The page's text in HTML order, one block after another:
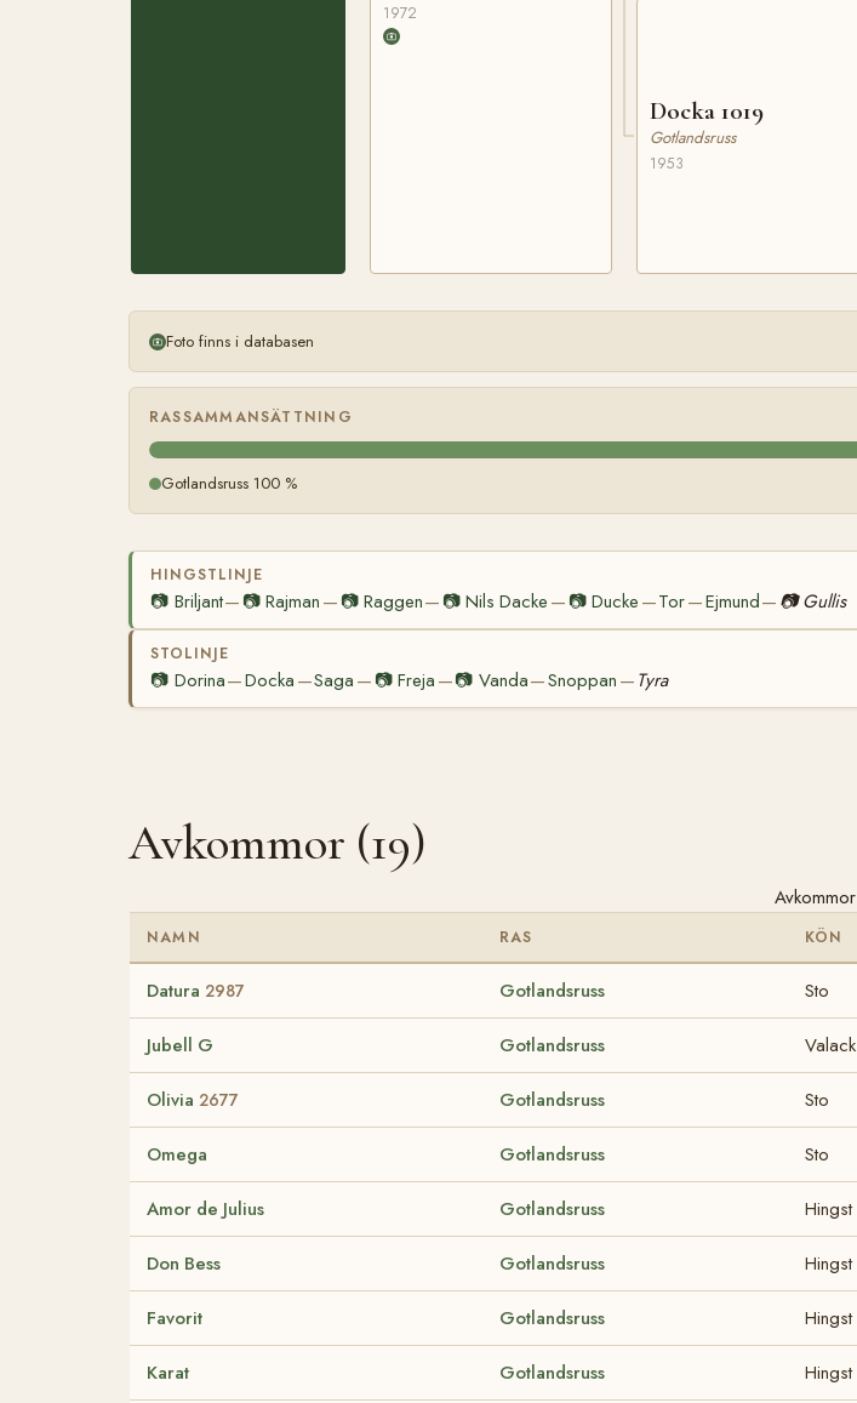
1972
Docka 1019
Gotlandsruss
1953
Foto finns i databasen
RASSAMMANSÄTTNING
Gotlandsruss 100 %
HINGSTLINJE
📷 Briljant— 📷Rajman — 📷 Raggen— 📷 Nils Dacke — 📷Ducke —Tor—Ejmund— 📷 Gullis
STOLINJE
📷 Dorina—Docka —Saga — 📷Freja —📷 Vanda—Snoppan — Tyra
Avkommor (19)
Avkommor
NAMN RAS KÖN
Datura 2987 Gotlandsruss Sto
Jubell G Gotlandsruss Valack
Olivia 2677 Gotlandsruss Sto
Omega Gotlandsruss Sto
Amor de Julius Gotlandsruss Hingst
Don Bess Gotlandsruss Hingst
Favorit Gotlandsruss Hingst
Karat Gotlandsruss Hingst